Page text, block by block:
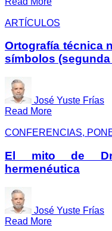
ARTÍCULOS
Ortografía técnica
símbolos (segunda
José Yuste Frías
Read More
CONFERENCIAS,
El mito de
hermenéutica
José Yuste Frías
Read More